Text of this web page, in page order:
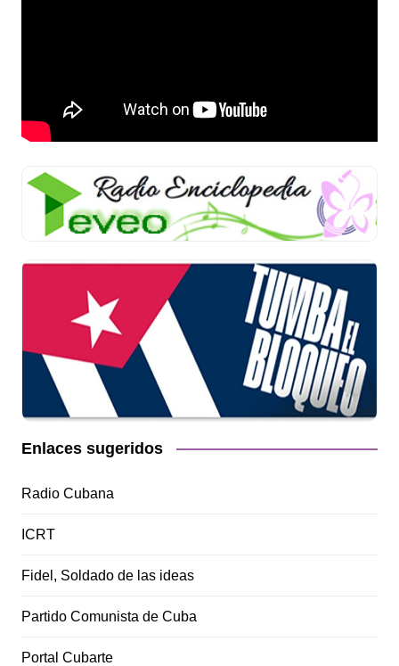
Enlaces sugeridos
Radio Cubana
ICRT
Fidel, Soldado de las ideas
Partido Comunista de Cuba
Portal Cubarte